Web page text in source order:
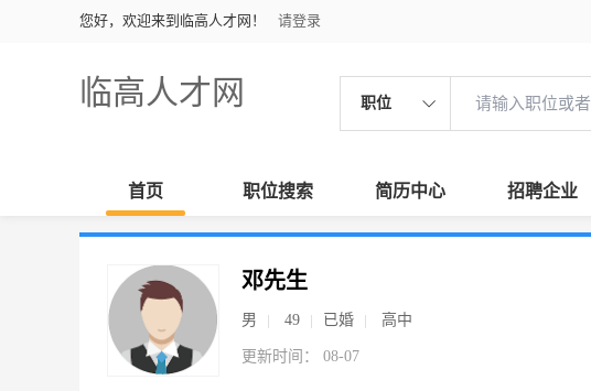
您好，欢迎来到临高人才网！ 请登录
临高人才网 职位
首页 职位搜索 简历中心 招聘企业
邓先生
男 49 已婚 高中
更新时间： 08-07